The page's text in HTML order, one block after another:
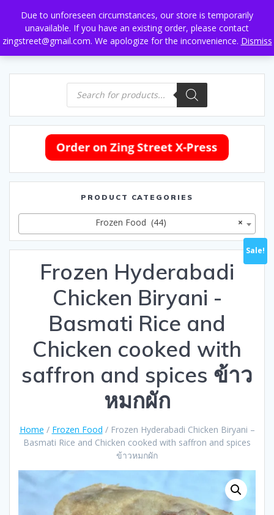
Due to unforeseen circumstances, our store is temporarily
unavailable. If you have an existing order, please contact
zingstreet@gmail.com. We apologize for the inconvenience. Dismiss
to
content
Products
search
PRODUCT CATEGORIES
×
Frozen Food (44)
Frozen Hyderabadi
Chicken Biryani -
Basmati Rice and
Chicken cooked with
saffron and spices ข้าว
หมกผัก
Home / Frozen Food / Frozen Hyderabadi Chicken Biryani –
Basmati Rice and Chicken cooked with saffron and spices
ข้าวหมกผัก
Sale!